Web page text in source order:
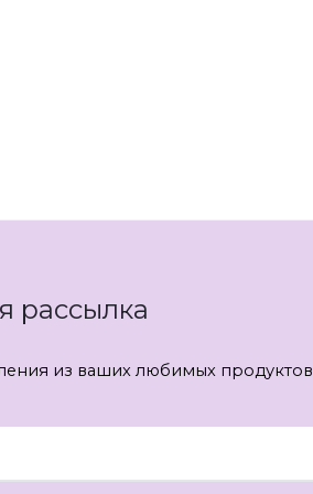
рассылка
из ваших любимых продуктов